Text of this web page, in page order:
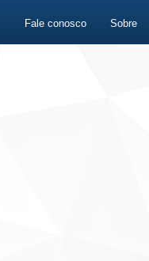
Fale conosco Sobre